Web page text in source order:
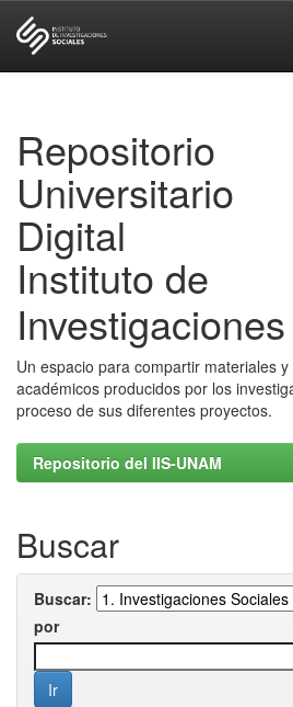
Repositorio
Universitario
Digital
Instituto de
Un espacio para compartir materiales
académicos producidos por los
proceso de sus diferentes proyectos.
Repositorio del IIS-UNAM
Buscar
Buscar:
por